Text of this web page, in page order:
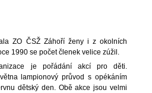
ZO ČSŽ Záhoří ženy i z okolních
1990 se počet členek velice zúžil.
je pořádání akcí pro děti.
lampionový průvod s opékáním
dětský den. Obě akce jsou velmi